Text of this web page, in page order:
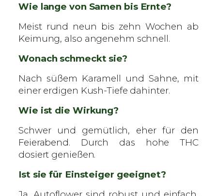
Wie lange von Samen bis Ernte?
Meist rund neun bis zehn Wochen ab
Keimung, also angenehm schnell.
Wonach schmeckt sie?
Nach süßem Karamell und Sahne, mit
einer erdigen Kush-Tiefe dahinter.
Wie ist die Wirkung?
Schwer und gemütlich, eher für den
Feierabend. Durch das hohe THC
dosiert genießen.
Ist sie für Einsteiger geeignet?